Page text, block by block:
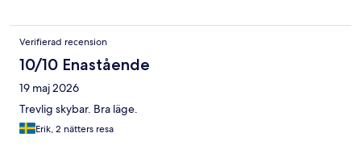
Verifierad recension
10/10 Enastående
19 maj 2026
Trevlig skybar. Bra läge.
Erik, 2 nätters resa